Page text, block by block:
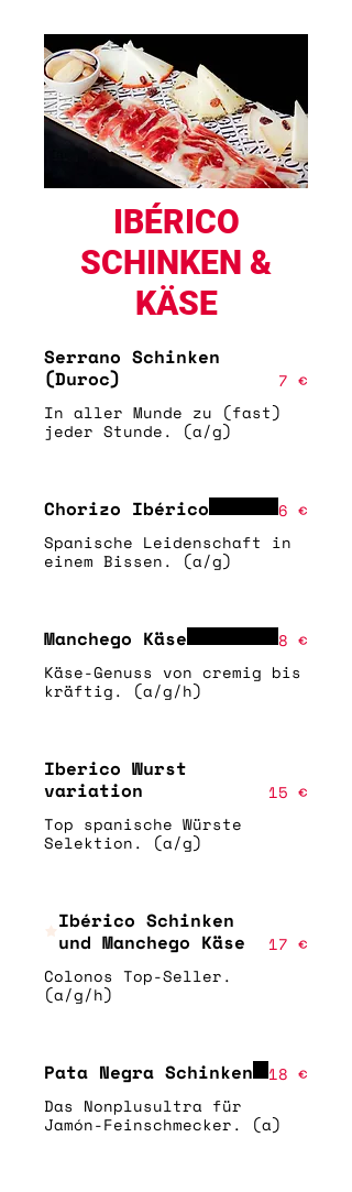
IBÉRICO
SCHINKEN &
KÄSE
Serrano Schinken
(Duroc)
In aller Munde zu (fast)
jeder Stunde. (a/g)
7 €
Chorizo Ibérico
Spanische Leidenschaft in
einem Bissen. (a/g)
6 €
Manchego Käse
Käse-Genuss von cremig bis
kräftig. (a/g/h)
8 €
Iberico Wurst
variation
Top spanische Würste
Selektion. (a/g)
15 €
Ibérico Schinken
und Manchego Käse
Colonos Top-Seller.
(a/g/h)
17 €
Pata Negra Schinken
Das Nonplusultra für
Jamón-Feinschmecker. (a)
18 €